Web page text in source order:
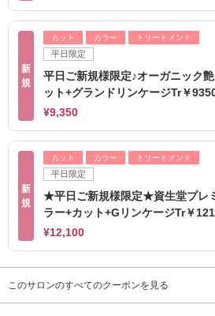
新
規
カット カラー トリートメント
平日限定
平日ご新規様限定♪オーガニック
ット+グランドリンケージTr￥
¥9,350
新
規
カット カラー トリートメント
平日限定
★平日ご新規様限定★資生堂プレ
ラー+カット+GリンケージTr￥
¥12,100
このサロンのすべてのクーポンを見る